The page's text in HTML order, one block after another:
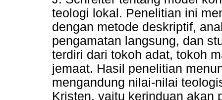
teologi lokal. Penelitian ini
dengan metode deskriptif,
pengamatan langsung, dan
terdiri dari tokoh adat, tokoh
jemaat. Hasil penelitian
mengandung nilai-nilai
Kristen, yaitu kerinduan akan